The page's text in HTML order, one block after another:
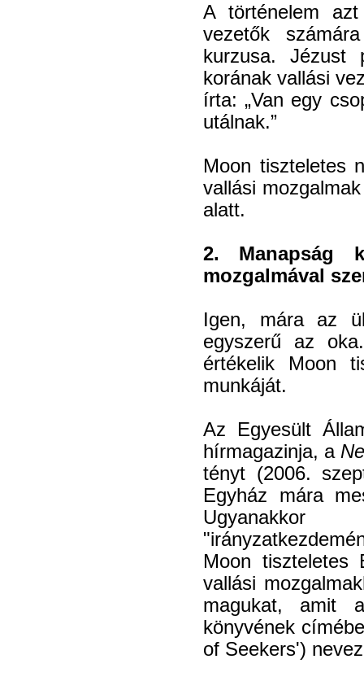
A történelem
vezetők
kurzusa. Jézust
korának vallási
írta: „Van egy
utálnak.”
Moon tiszteletes
vallási
alatt.
2. Manapság
mozgalmával
Igen, mára az
egyszerű az
értékelik Moon
munkáját.
Az Egyesült
hírmagazinja, a
tényt (2006.
Egyház mára
Moon tiszteletes
vallási
magukat, amit
könyvének
of Seekers')